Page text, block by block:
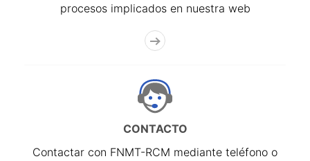
procesos implicados en nuestra web
CONTACTO
Contactar con FNMT-RCM mediante teléfono o